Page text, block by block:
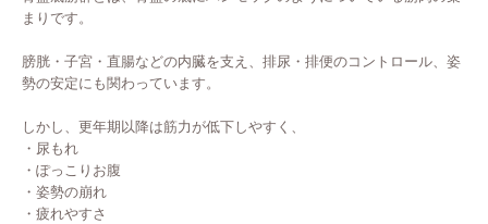
まりです。
膀胱・子宮・直腸などの内臓を支え、排尿・排便のコントロール、姿
勢の安定にも関わっています。
しかし、更年期以降は筋力が低下しやすく、
・尿もれ
・ぽっこりお腹
・姿勢の崩れ
・疲れやすさ